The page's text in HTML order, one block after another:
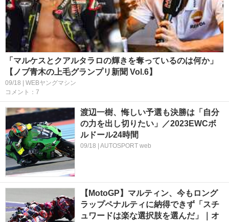
「マルケスとクアルタラロの輝きを奪っているのは何か」
【ノブ青木の上毛グランプリ新聞 Vol.6】
09/18 | WEBヤングマシン
コメント：7
渡辺一樹、悔しい予選も決勝は「自分
の力を出し切りたい」／2023EWCボ
ルドール24時間
09/18 | AUTOSPORT web
【MotoGP】マルティン、今もロング
ラップペナルティに納得できず「スチ
ュワードは楽な選択肢を選んだ」｜オ